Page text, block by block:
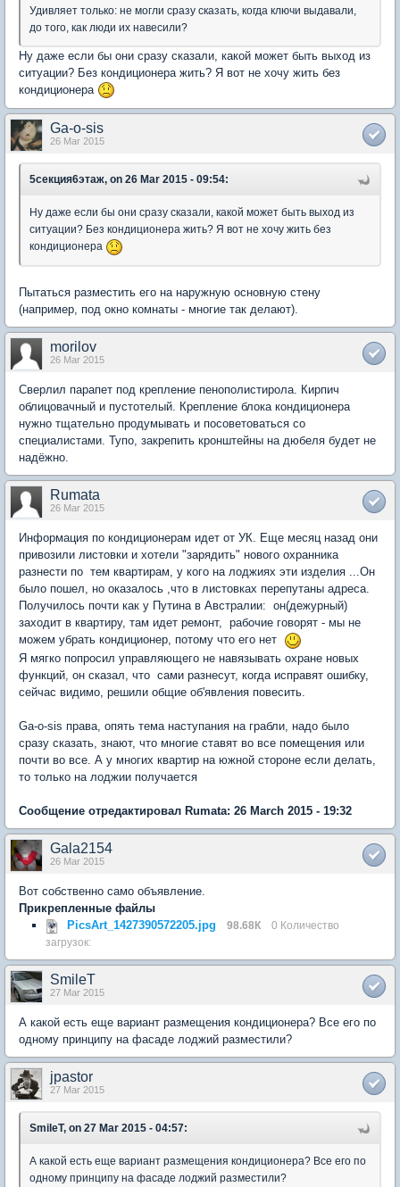
Удивляет только: не могли сразу сказать, когда ключи выдавали,
до того, как люди их навесили?
Ну даже если бы они сразу сказали, какой может быть выход из
ситуации? Без кондиционера жить? Я вот не хочу жить без
кондиционера
Ga-o-sis
26 Mar 2015
5секция6этаж, on 26 Mar 2015 - 09:54:
Ну даже если бы они сразу сказали, какой может быть выход из
ситуации? Без кондиционера жить? Я вот не хочу жить без
кондиционера
Пытаться разместить его на наружную основную стену
(например, под окно комнаты - многие так делают).
morilov
26 Mar 2015
Сверлил парапет под крепление пенополистирола. Кирпич
облицовачный и пустотелый. Крепление блока кондиционера
нужно тщательно продумывать и посоветоваться со
специалистами. Тупо, закрепить кронштейны на дюбеля будет не
надёжно.
Rumata
26 Mar 2015
Информация по кондиционерам идет от УК. Еще месяц назад они
привозили листовки и хотели "зарядить" нового охранника
разнести по тем квартирам, у кого на лоджиях эти изделия ...Он
было пошел, но оказалось ,что в листовках перепутаны адреса.
Получилось почти как у Путина в Австралии: он(дежурный)
заходит в квартиру, там идет ремонт, рабочие говорят - мы не
можем убрать кондиционер, потому что его нет
Я мягко попросил управляющего не навязывать охране новых
функций, он сказал, что сами разнесут, когда исправят ошибку,
сейчас видимо, решили общие об'явления повесить.
Ga-o-sis права, опять тема наступания на грабли, надо было
сразу сказать, знают, что многие ставят во все помещения или
почти во все. А у многих квартир на южной стороне если делать,
то только на лоджии получается
Сообщение отредактировал Rumata: 26 March 2015 - 19:32
Gala2154
26 Mar 2015
Вот собственно само объявление.
Прикрепленные файлы
PicsArt_1427390572205.jpg
98.68К
0 Количество
загрузок:
SmileT
27 Mar 2015
А какой есть еще вариант размещения кондиционера? Все его по
одному принципу на фасаде лоджий разместили?
jpastor
27 Mar 2015
SmileT, on 27 Mar 2015 - 04:57:
А какой есть еще вариант размещения кондиционера? Все его по
одному принципу на фасаде лоджий разместили?